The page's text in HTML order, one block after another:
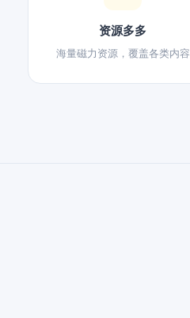
资源多多
海量磁力资源，覆盖各类内容